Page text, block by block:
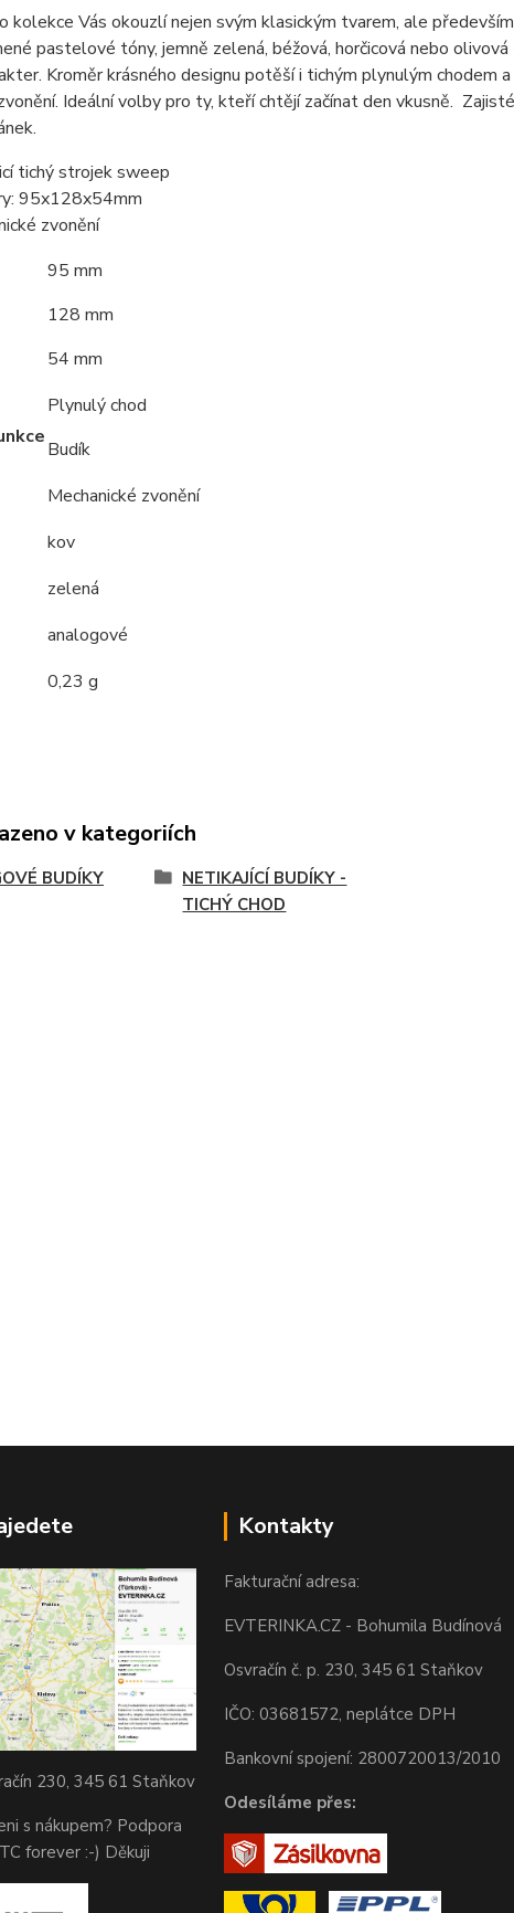
kolekce Vás okouzlí nejen svým klasickým tvarem, ale
pastelové tóny, jemně zelená, béžová, horčicová nebo
Kroměr krásného designu potěší i tichým plynulým chodem
Ideální volby pro ty, kteří chtějí začínat den vkusně.
tichý strojek sweep
95x128x54mm
zvonění
95 mm
128 mm
54 mm
Plynulý chod
Budík
Mechanické zvonění
kov
zelená
analogové
0,23 g
v kategoriích
BUDÍKY
NETIKAJÍCÍ BUDÍKY -
TICHÝ CHOD
230, 345 61 Staňkov
s nákupem? Podpora
forever :-) Děkuji
Kontakty
Fakturační adresa:
EVTERINKA.CZ - Bohumila Budínová
Osvračín č. p. 230, 345 61 Staňkov
IČO: 03681572, neplátce DPH
Bankovní spojení: 2800720013/2010
Odesíláme přes: